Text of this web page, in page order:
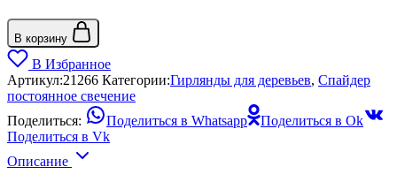
В корзину
В Избранное
Артикул:21266 Категории:Гирлянды для деревьев, Спайдер
постоянное свечение
Поделиться:
Поделиться в Whatsapp
Поделиться в Ok
Поделиться в Vk
Описание